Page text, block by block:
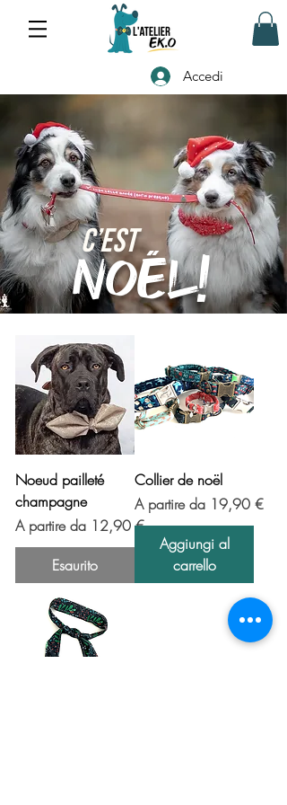
Accedi
Noël!
C’est
Noeud pailleté
champagne
A partire da 12,90 €
Prezzo scontato
Esaurito
Collier de noël
A partire da 19,90 €
Prezzo scontato
Aggiungi al
carrello